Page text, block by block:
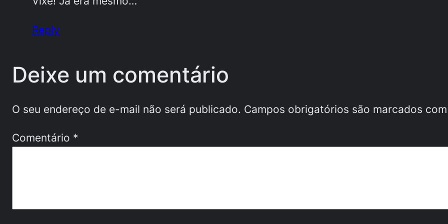
Reply
Deixe um comentário
O seu endereço de e-mail não será publicado. Campos obrigatórios são marcados
Comentário *